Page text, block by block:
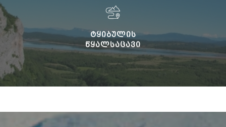
ᲢᲧᲘᲑᲣᲚᲘᲡ
ᲬᲧᲐᲚᲡᲐᲪᲐᲕᲘ